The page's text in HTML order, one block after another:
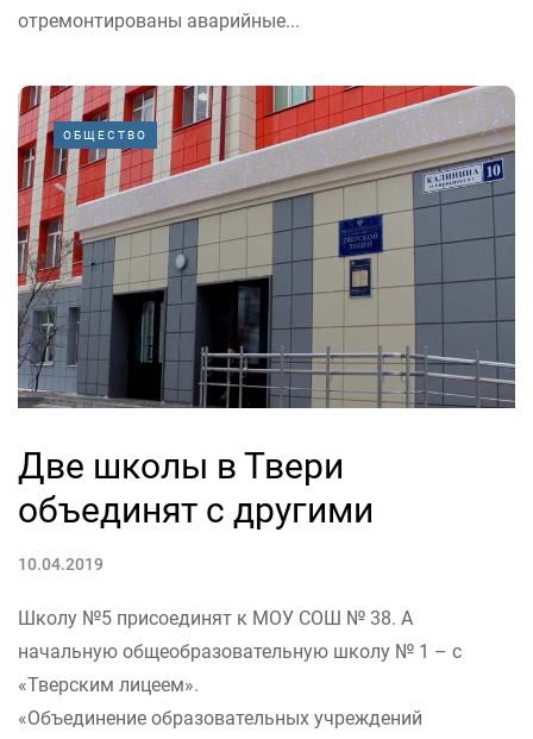
отремонтированы аварийные...
ОБЩЕСТВО
Две школы в Твери
объединят с другими
10.04.2019
Школу №5 присоединят к МОУ СОШ № 38. А
начальную общеобразовательную школу № 1 – с
«Тверским лицеем».
«Объединение образовательных учреждений